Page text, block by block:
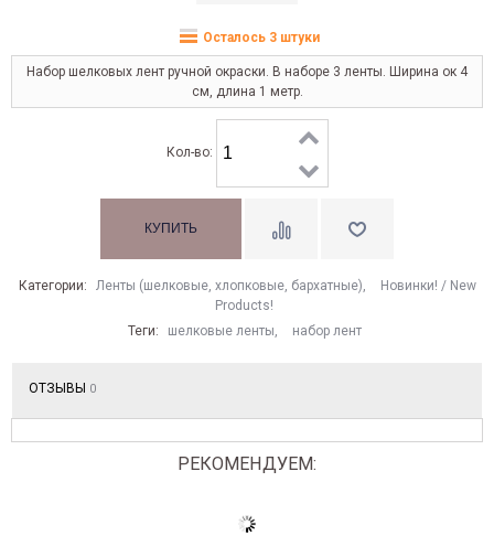
Осталось 3 штуки
Набор шелковых лент ручной окраски. В наборе 3 ленты. Ширина ок 4
см, длина 1 метр.
Кол-во:
Категории: Ленты (шелковые, хлопковые, бархатные),
Новинки! / New
Products!
Теги:
шелковые ленты, набор лент
ОТЗЫВЫ 0
РЕКОМЕНДУЕМ: